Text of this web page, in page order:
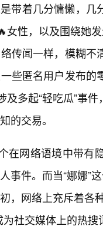
带着几分慵懒，
女性，以及围绕她
传闻一样，模糊
些匿名用户发布
及多起“轻吃瓜”事
的交易。
在网络语境中带
事件。而当“娜娜”
，网络上充斥着各
为社交媒体上的热搜